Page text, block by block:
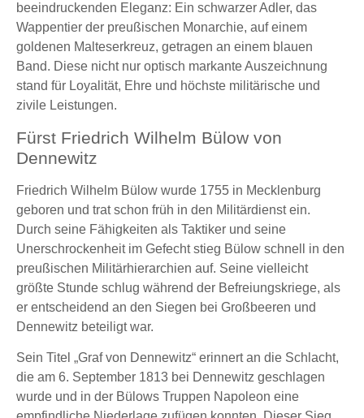
beeindruckenden Eleganz: Ein schwarzer Adler, das
Wappentier der preußischen Monarchie, auf einem
goldenen Malteserkreuz, getragen an einem blauen
Band. Diese nicht nur optisch markante Auszeichnung
stand für Loyalität, Ehre und höchste militärische und
zivile Leistungen.
Fürst Friedrich Wilhelm Bülow von
Dennewitz
Friedrich Wilhelm Bülow wurde 1755 in Mecklenburg
geboren und trat schon früh in den Militärdienst ein.
Durch seine Fähigkeiten als Taktiker und seine
Unerschrockenheit im Gefecht stieg Bülow schnell in den
preußischen Militärhierarchien auf. Seine vielleicht
größte Stunde schlug während der Befreiungskriege, als
er entscheidend an den Siegen bei Großbeeren und
Dennewitz beteiligt war.
Sein Titel „Graf von Dennewitz“ erinnert an die Schlacht,
die am 6. September 1813 bei Dennewitz geschlagen
wurde und in der Bülows Truppen Napoleon eine